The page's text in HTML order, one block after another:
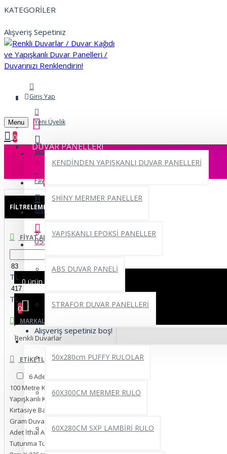
KATEGORİLER
Alışveriş Sepetiniz
Giriş Yap
Yeni Üyelik
Siparişlerim
Favorilerim
0
İletişim
0552 662 22 69
0 ürün - 0,00TL
0
Alışveriş sepetiniz boş!
DUVAR PANELLERİ
KENDİNDEN YAPIŞKANLI DUVAR PANELLERİ
SHİNY MERMER PANELLER
YAPIŞKANLI EPOKSİ PANELLER
ABS DUVAR PANELİ
STRAFOR DUVAR PANELLERİ
YAPIŞKANLI RULO ÜRÜNLER
50x280cm PUFFY RULOLAR
60X300CM MERMER RULO
60X280CM SXP LAMBİRİ RULO
Menu
0
FILTRELEME
FIYAT ARALIĞI
TL
TL
MARKALAR
Renkli Duvarlar
ETIKETLER
6 Adet Koli Bantı 45mm x
100 Metre Kaliteli Güçlü
Yapışkanlı Koli Bantı Paketleme
Kırtasiye Bantı
Gram Duvar Kağıdı Toz Tutkal 1
Adet İthal Asya Güçlü Yapışkanlı
Tutunma Tutkal